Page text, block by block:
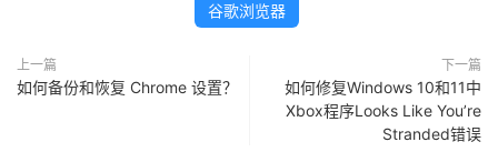
谷歌浏览器
上一篇
如何备份和恢复 Chrome 设置？
下一篇
如何修复Windows 10和11中
Xbox程序Looks Like You’re
Stranded错误